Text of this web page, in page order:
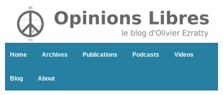
Home Archives Publications Podcasts Videos
Blog About